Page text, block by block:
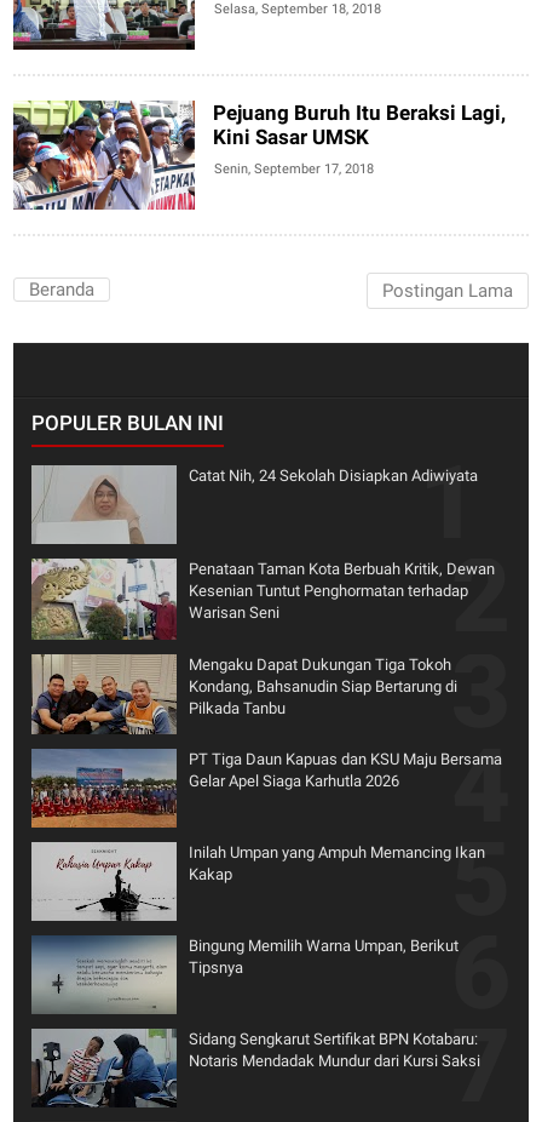
Selasa, September 18, 2018
Pejuang Buruh Itu Beraksi Lagi,
Kini Sasar UMSK
Senin, September 17, 2018
Postingan Lama
Beranda
POPULER BULAN INI
Catat Nih, 24 Sekolah Disiapkan Adiwiyata
Penataan Taman Kota Berbuah Kritik, Dewan
Kesenian Tuntut Penghormatan terhadap
Warisan Seni
Mengaku Dapat Dukungan Tiga Tokoh
Kondang, Bahsanudin Siap Bertarung di
Pilkada Tanbu
PT Tiga Daun Kapuas dan KSU Maju Bersama
Gelar Apel Siaga Karhutla 2026
Inilah Umpan yang Ampuh Memancing Ikan
Kakap
Bingung Memilih Warna Umpan, Berikut
Tipsnya
Sidang Sengkarut Sertifikat BPN Kotabaru:
Notaris Mendadak Mundur dari Kursi Saksi